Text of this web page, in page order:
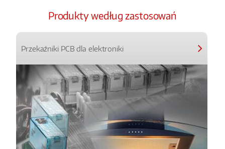
Produkty według zastosowań
Przekaźniki PCB dla elektroniki